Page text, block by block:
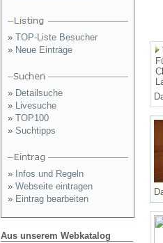
» TOP-Liste Besucher
» Neue Einträge
» Detailsuche
» Livesuche
» TOP100
» Suchtipps
»
Infos und Regeln
» Webseite eintragen
» Eintrag bearbeiten
Aus unserem Webkatalog